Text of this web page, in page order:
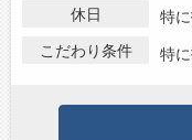
お問い合わせ
聖籠町で倉庫作業･フ
求人・転職情報を探し
休日
特
こだわり条件
特